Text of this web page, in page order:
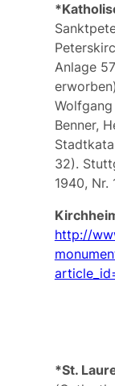
Anlage
Benner,
32).
1940, Nr.
http://
*St.